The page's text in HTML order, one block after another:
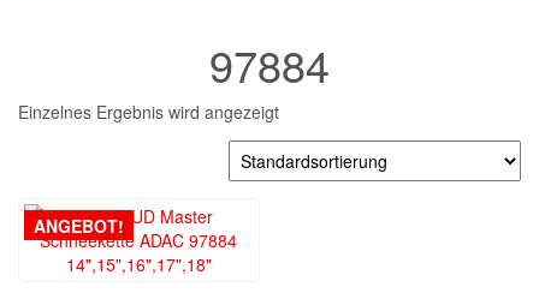
97884
Einzelnes Ergebnis wird angezeigt
ANGEBOT!